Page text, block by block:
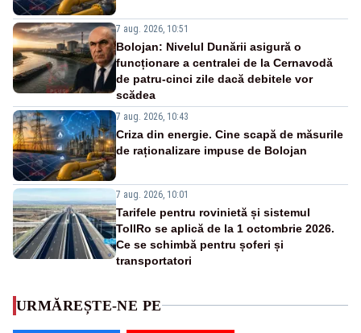
7 aug. 2026, 10:51
Bolojan: Nivelul Dunării asigură o
funcționare a centralei de la Cernavodă
de patru-cinci zile dacă debitele vor
scădea
7 aug. 2026, 10:43
Criza din energie. Cine scapă de măsurile
de raționalizare impuse de Bolojan
7 aug. 2026, 10:01
Tarifele pentru rovinietă și sistemul
TollRo se aplică de la 1 octombrie 2026.
Ce se schimbă pentru șoferi și
transportatori
URMĂREȘTE-NE PE